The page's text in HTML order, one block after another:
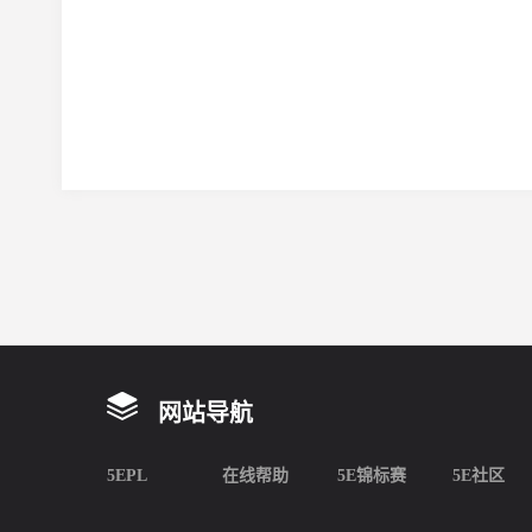
网站导航
5EPL 在线帮助 5E锦标赛 5E社区